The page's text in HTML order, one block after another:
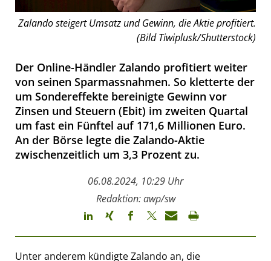
Zalando steigert Umsatz und Gewinn, die Aktie profitiert.
(Bild Tiwiplusk/Shutterstock)
Der Online-Händler Zalando profitiert weiter
von seinen Sparmassnahmen. So kletterte der
um Sondereffekte bereinigte Gewinn vor
Zinsen und Steuern (Ebit) im zweiten Quartal
um fast ein Fünftel auf 171,6 Millionen Euro.
An der Börse legte die Zalando-Aktie
zwischenzeitlich um 3,3 Prozent zu.
06.08.2024, 10:29 Uhr
Redaktion: awp/sw
Unter anderem kündigte Zalando an, die